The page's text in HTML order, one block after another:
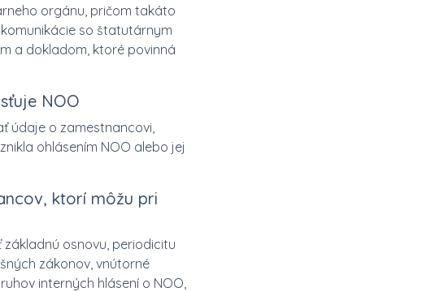
orgánu, pričom takáto
so štatutárnym
a dokladom, ktoré povinná
NOO
údaje o zamestnancovi,
ohlásením NOO alebo jej
ktorí môžu pri
osnovu, periodicitu
zákonov, vnútorné
interných hlásení o NOO,